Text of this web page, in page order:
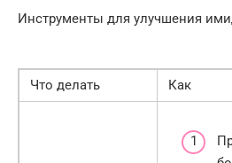
Инструменты для улучшения
Что делать Как